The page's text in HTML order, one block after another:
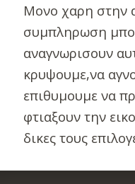
Μονο χαρη στην
συμπληρωση
αναγνωρισουν
κρυψουμε,να
επιθυμουμε να
φτιαξουν την
δικες τους